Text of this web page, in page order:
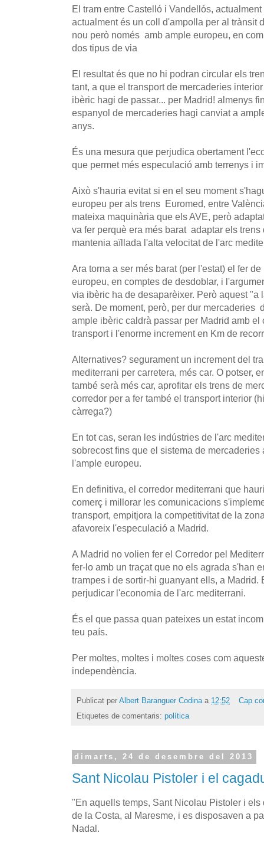
El tram entre Castelló i Vandellós,
actualment és un coll d'ampolla per al trànsit
nou però només amb ample europeu, en
dos tipus de via
El resultat és que no hi podran circular els
tant, a que el transport de mercaderies
ibèric hagi de passar... per Madrid! almenys
espanyol de mercaderies hagi canviat a
anys.
És una mesura que perjudica obertament
que permet més especulació amb terrenys i
Això s'hauria evitat si en el seu moment
europeu per als trens Euromed, entre
mateixa maquinària que els AVE, però
va fer perquè era més barat adaptar els
mantenia aïllada l'alta velocitat de l'arc
Ara torna a ser més barat (per l'estat) el fer
europeu, en comptes de desdoblar, i
via ibèric ha de desaparèixer. Però aquest "a
serà. De moment, però, per dur mercaderies
ample ibèric caldrà passar per Madrid amb
transport i l'enorme increment en Km de
Alternatives? segurament un increment del
mediterrani per carretera, més car. O potser,
també serà més car, aprofitar els trens de
corredor per a fer també el transport interior
càrrega?)
En tot cas, seran les indústries de l'arc
sobrecost fins que el sistema de
l'ample europeu.
En definitiva, el corredor mediterrani que
comerç i millorar les comunicacions
transport, empitjora la competitivitat de la
afavoreix l'especulació a Madrid.
A Madrid no volien fer el Corredor pel
fer-lo amb un traçat que no els agrada s'han
trampes i de sortir-hi guanyant ells, a Madrid.
perjudicar l'economia de l'arc mediterrani.
És el que passa quan pateixes un estat
teu país.
Per moltes, moltes i moltes coses com
independència.
Publicat per Albert Baranguer Codina a 12:52
Cap
Etiquetes de comentaris: política
dimarts, 24 de desembre del 2013
Sant Nicolau Pistoler i el
"En aquells temps, Sant Nicolau Pistoler i
de la Costa, al Maresme, i es disposaven a
Nadal.